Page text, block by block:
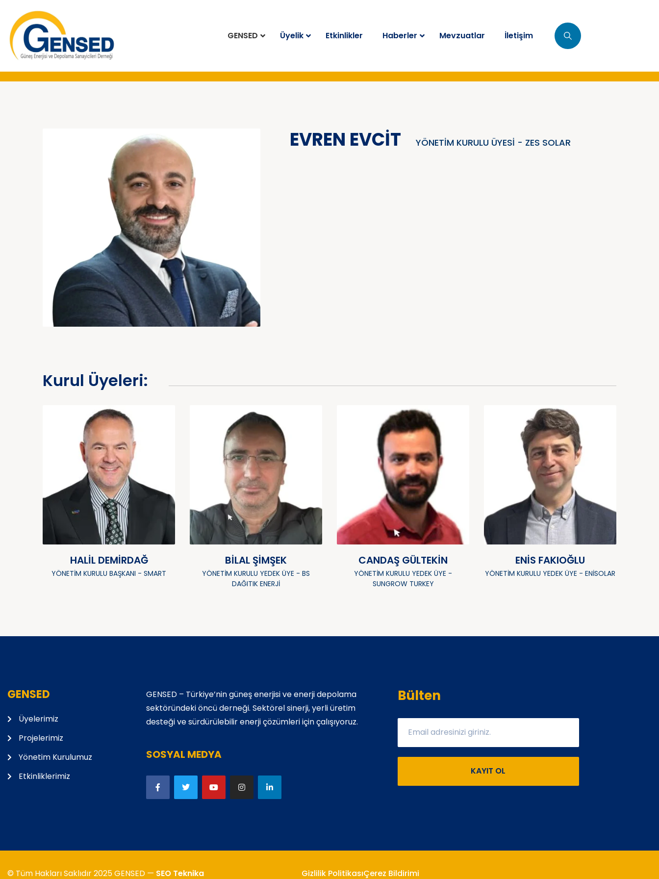
GENSED Üyelik Etkinlikler Haberler Mevzuatlar İletişim
EVREN EVCIT YÖNETIM KURULU ÜYESI - ZES SOLAR
Kurul Üyeleri:
HALIL DEMIRDAĞ
YÖNETIM KURULU BAŞKANI - SMART
BILAL ŞIMŞEK
YÖNETIM KURULU YEDEK ÜYE - BS
DAĞITIK ENERJI
CANDAŞ GÜLTEKIN
YÖNETIM KURULU YEDEK ÜYE -
SUNGROW TURKEY
ENIS FAKIOĞLU
YÖNETIM KURULU YEDEK ÜYE - ENISOLAR
GENSED
Üyelerimiz
Projelerimiz
Yönetim Kurulumuz
Etkinliklerimiz
GENSED – Türkiye’nin güneş enerjisi ve enerji depolama
sektöründeki öncü derneği. Sektörel sinerji, yerli üretim
desteği ve sürdürülebilir enerji çözümleri için çalışıyoruz.
SOSYAL MEDYA
Bülten
KAYIT OL
© Tüm Hakları Saklıdır 2025 GENSED — SEO Teknika Gizlilik PolitikasıÇerez Bildirimi